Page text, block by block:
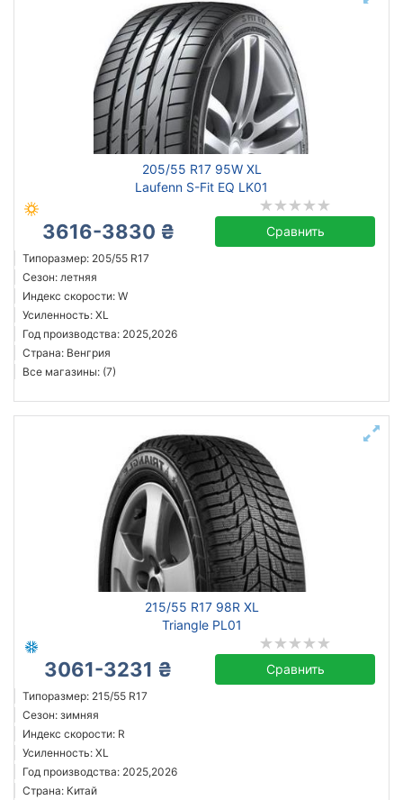
205/55 R17 95W XL
Laufenn S-Fit EQ LK01
3616-3830 ₴ Сравнить
Типоразмер: 205/55 R17
Сезон: летняя
Индекс скорости: W
Усиленность: XL
Год производства: 2025,2026
Страна: Венгрия
Все магазины: (7)
215/55 R17 98R XL
Triangle PL01
3061-3231 ₴ Сравнить
Типоразмер: 215/55 R17
Сезон: зимняя
Индекс скорости: R
Усиленность: XL
Год производства: 2025,2026
Страна: Китай